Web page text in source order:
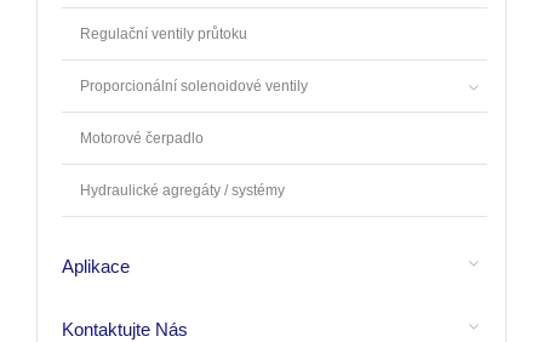
Regulační ventily průtoku
Proporcionální solenoidové ventily
Motorové čerpadlo
Hydraulické agregáty / systémy
Aplikace
Kontaktujte Nás